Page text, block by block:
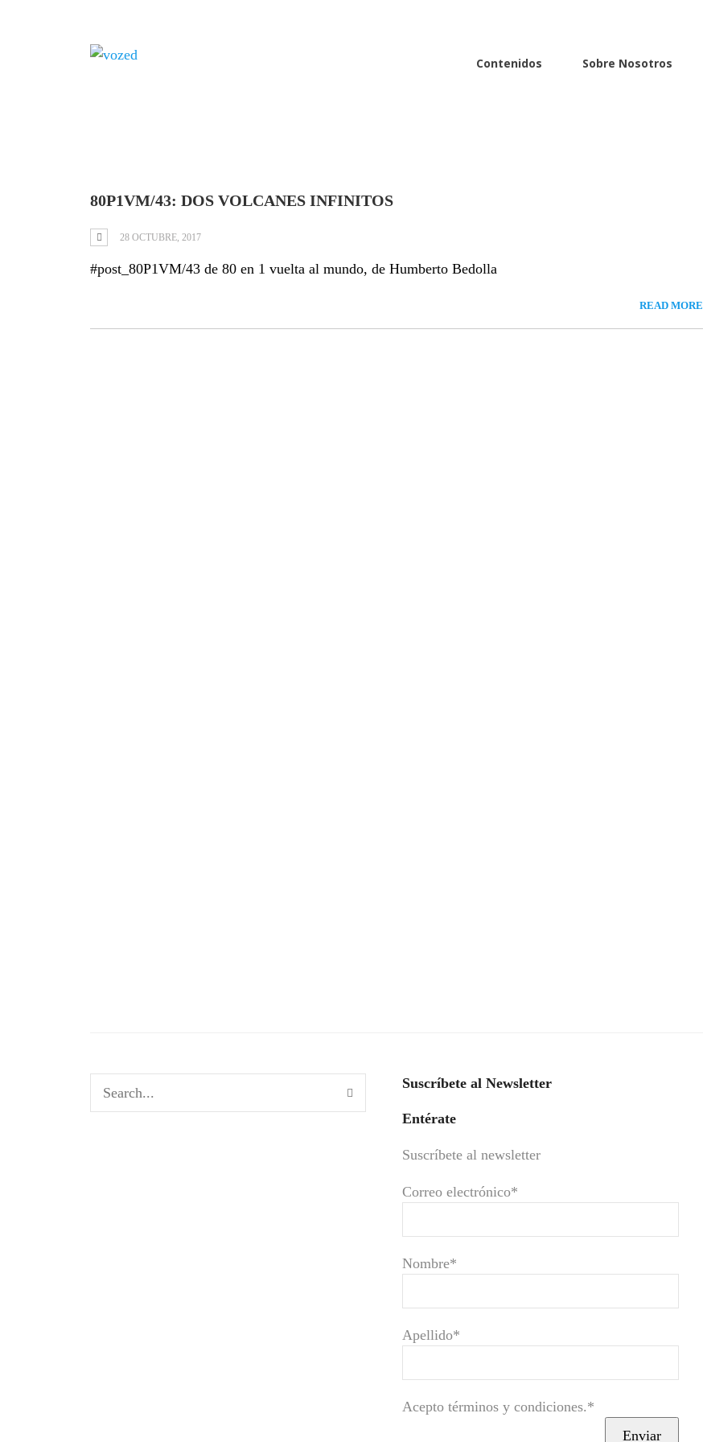
Contenidos Sobre Nosotros
Tag: Fuego azul
80P1VM/43: DOS VOLCANES INFINITOS
28 OCTUBRE, 2017
#post_80P1VM/43 de 80 en 1 vuelta al mundo, de Humberto Bedolla
READ MORE
Suscríbete al Newsletter
Entérate
Suscríbete al newsletter
Correo electrónico*
Nombre*
Apellido*
Acepto términos y condiciones.*